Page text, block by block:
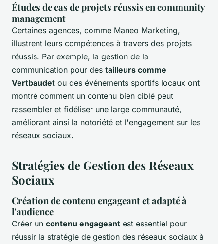
Études de cas de projets réussis en community
management
Certaines agences, comme Maneo Marketing,
illustrent leurs compétences à travers des projets
réussis. Par exemple, la gestion de la
communication pour des tailleurs comme
Vertbaudet ou des événements sportifs locaux ont
montré comment un contenu bien ciblé peut
rassembler et fidéliser une large communauté,
améliorant ainsi la notoriété et l'engagement sur les
réseaux sociaux.
Stratégies de Gestion des Réseaux
Sociaux
Création de contenu engageant et adapté à
l'audience
Créer un contenu engageant est essentiel pour
réussir la stratégie de gestion des réseaux sociaux à